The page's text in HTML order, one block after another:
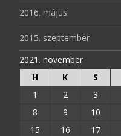
2016. május
2015. szeptember
2021. november
H
K S
1
2 3
8
9 10
15
16 17